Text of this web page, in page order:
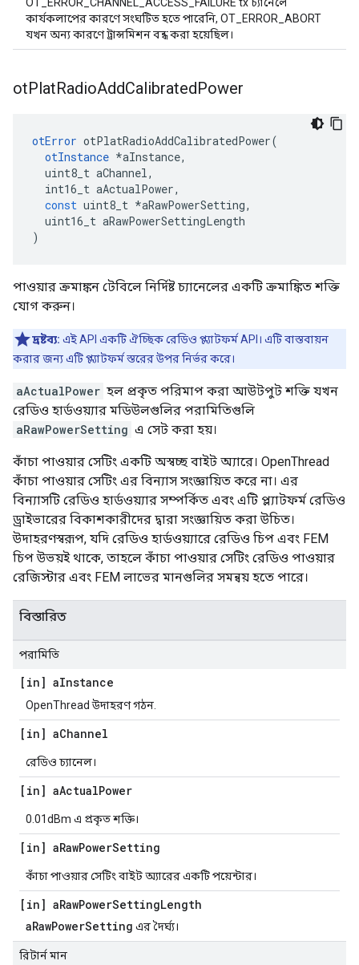
কার্যকলাপের কারণে সংঘটিত হতে পারেনি, OT_ERROR_ABORT
যখন অন্য কারণে ট্রান্সমিশন বন্ধ করা হয়েছিল।
otPlatRadioAddCalibratedPower
otError otPlatRadioAddCalibratedPower(
otInstance *aInstance,
uint8_t aChannel,
int16_t aActualPower,
const uint8_t *aRawPowerSetting,
uint16_t aRawPowerSettingLength
)
পাওয়ার ক্রমাঙ্কন টেবিলে নির্দিষ্ট চ্যানেলের একটি ক্রমাঙ্কিত শক্তি
যোগ করুন।
দ্রষ্টব্য: এই API একটি ঐচ্ছিক রেডিও প্ল্যাটফর্ম API। এটি বাস্তবায়ন
করার জন্য এটি প্ল্যাটফর্ম স্তরের উপর নির্ভর করে।
aActualPower হল প্রকৃত পরিমাপ করা আউটপুট শক্তি যখন
রেডিও হার্ডওয়্যার মডিউলগুলির পরামিতিগুলি
aRawPowerSetting এ সেট করা হয়।
কাঁচা পাওয়ার সেটিং একটি অস্বচ্ছ বাইট অ্যারে। OpenThread
কাঁচা পাওয়ার সেটিং এর বিন্যাস সংজ্ঞায়িত করে না। এর
বিন্যাসটি রেডিও হার্ডওয়্যার সম্পর্কিত এবং এটি প্ল্যাটফর্ম রেডিও
ড্রাইভারের বিকাশকারীদের দ্বারা সংজ্ঞায়িত করা উচিত।
উদাহরণস্বরূপ, যদি রেডিও হার্ডওয়্যারে রেডিও চিপ এবং FEM
চিপ উভয়ই থাকে, তাহলে কাঁচা পাওয়ার সেটিং রেডিও পাওয়ার
রেজিস্টার এবং FEM লাভের মানগুলির সমন্বয় হতে পারে।
বিস্তারিত
পরামিতি
[in] aInstance
OpenThread উদাহরণ গঠন.
[in] aChannel
রেডিও চ্যানেল।
[in] aActualPower
0.01dBm এ প্রকৃত শক্তি।
[in] aRawPowerSetting
কাঁচা পাওয়ার সেটিং বাইট অ্যারের একটি পয়েন্টার।
[in] aRawPowerSettingLength
aRawPowerSetting এর দৈর্ঘ্য।
রিটার্ন মান